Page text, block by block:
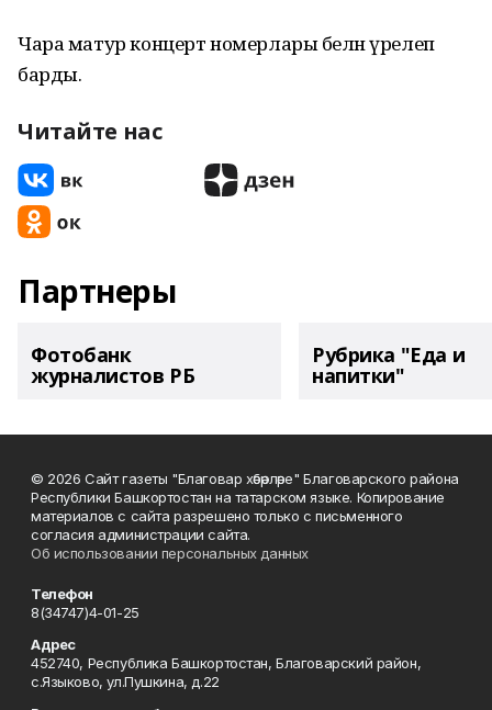
Чара матур концерт номерлары белән үрелеп
барды.
Читайте нас
Партнеры
Фотобанк
журналистов РБ
Рубрика "Еда и
напитки"
© 2026 Сайт газеты "Благовар хәбәрләре" Благоварского района
Республики Башкортостан на татарском языке. Копирование
материалов с сайта разрешено только с письменного
согласия администрации сайта.
Об использовании персональных данных
Телефон
8(34747)4-01-25
Адрес
452740, Республика Башкортостан, Благоварский район,
с.Языково, ул.Пушкина, д.22